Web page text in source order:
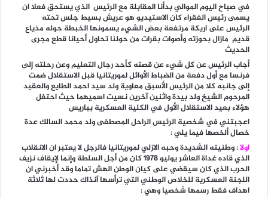
في صباح اليوم الموالي بدأنا المقابلة مع الرئيس الذي يستحق فعلا ان
يسمى رئيس الفقراء كان الاستيديو هو عريش بسيط جلس تحته
الرئيس على اريكة مرتفعة بعض الشيء يسمونها الخبطة حوله مذياع
قديم مازال بحوزته وأصوات بقرات من حولنا تحاول أحيانا قطع مجرى
الحديث
أجاب الرئيس عن كل شيء عن قصته كأحد رجال التعليم وعن رحلته إلى
فرنسا مع أول دفعة من الضباط الأوائل لموريتانيا قبل الاستقلال ضمت
إلى جانبه كلا من الرئيس الأسبق معاوية ولد سيد احمد الطايع والعقيد
المرحوم الشيخ ولد بيدة واثنين آخرين نسيت اسميهما حيث احتفل
هؤلاء بعيد الاستقلال الأول في الكلية العسكرية بباريس
اعجبتني في شخصية الرئيس الراحل المصطفى ولد محمد السالك عدة
خصال ألخصها فيما يلي :
اولا: وطنيته الشديدة وحبه الازلي لموريتانيا فالرجل لا يعتبر ان الانقلاب
الذي قاده غداة العاشر يوليو 1978 كان من أجل السلطة وإنما لإيقاف نزيف
الحرب الذي كان سيقضي على كيان الوطن الهش تماما وقد أخبرني ان
اللجنة العسكرية للخلاص الوطني التي ترأسها آنذاك حددت لها ثلاثة
اهداف فقط رسمها شخصيا وهي :